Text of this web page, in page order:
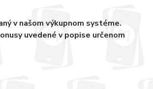
v našom výkupnom systéme.
uvedené v popise určenom